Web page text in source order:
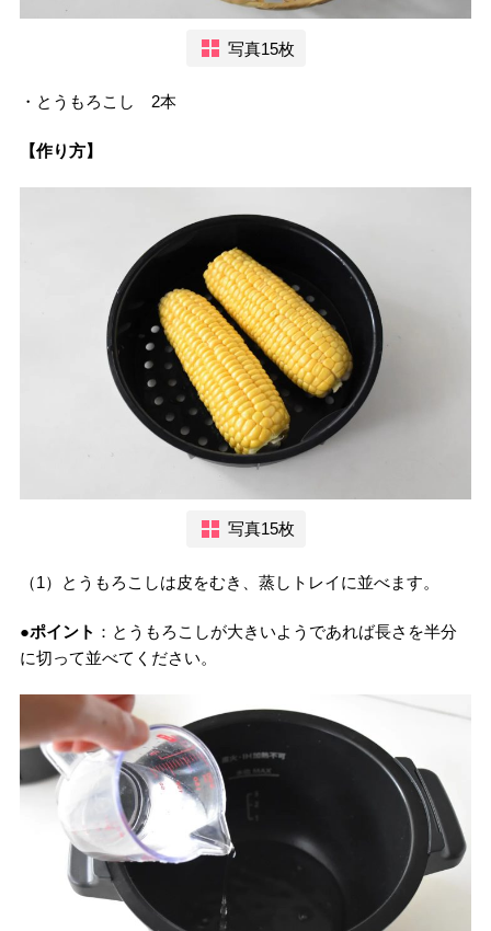
写真15枚
・とうもろこし 2本
【作り方】
写真15枚
（1）とうもろこしは皮をむき、蒸しトレイに並べます。
●ポイント ：とうもろこしが大きいようであれば長さを半分
に切って並べてください。